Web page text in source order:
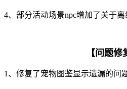
4、部分活动场景npc增加了关于离
【问题修
1、修复了宠物图鉴显示遗漏的问题